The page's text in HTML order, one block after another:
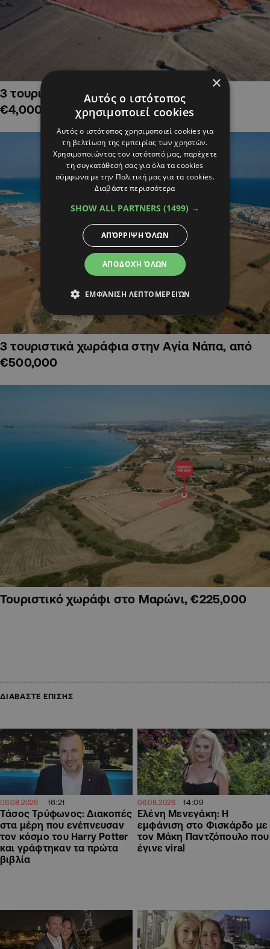
3 τουριστικά χωράφια στην Αλαμινό,
€4,000,000
3 τουριστικά χωράφια στην Αγία Νάπα, από
€500,000
Τουριστικό χωράφι στο Μαρώνι, €225,000
ΔΙΑΒΑΣΤΕ ΕΠΙΣΗΣ
06.08.2026 16:21
Τάσος Τρύφωνος: Διακοπές
στα μέρη που ενέπνευσαν
τον κόσμο του Harry Potter
και γράφτηκαν τα πρώτα
βιβλία
06.08.2026 14:09
Ελένη Μενεγάκη: Η
εμφάνιση στο Φισκάρδο με
τον Μάκη Παντζόπουλο που
έγινε viral
×
Αυτός ο ιστότοπος
χρησιμοποιεί cookies
Αυτός ο ιστότοπος χρησιμοποιεί cookies για
τη βελτίωση της εμπειρίας των χρηστών.
Χρησιμοποιώντας τον ιστότοπό μας, παρέχετε
τη συγκατάθεσή σας για όλα τα cookies
σύμφωνα με την Πολιτική μας για τα cookies.
Διαβάστε περισσότερα
SHOW ALL PARTNERS (1499) →
ΑΠΟΔΟΧΉ ΌΛΩΝ
ΑΠΌΡΡΙΨΗ ΌΛΩΝ
ΕΜΦΆΝΙΣΗ ΛΕΠΤΟΜΕΡΕΙΏΝ